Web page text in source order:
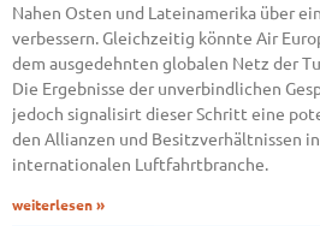
Nahen Osten und Lateinamerika über
verbessern. Gleichzeitig könnte Air
dem ausgedehnten globalen Netz der
Die Ergebnisse der unverbindlichen
jedoch signalisirt dieser Schritt eine
den Allianzen und Besitzverhältnissen
internationalen Luftfahrtbranche.
weiterlesen »